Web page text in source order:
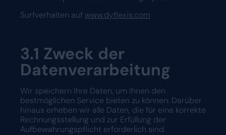
Surfverhalten auf www.dyflexis.com
3.1 Zweck der
Datenverarbeitung
Wir speichern Ihre Daten, um Ihnen den
bestmöglichen Service bieten zu können. Darüber
hinaus erheben wir alle Daten, die für eine korrekte
Rechnungsstellung und zur Erfüllung der
Aufbewahrungspflicht erforderlich sind.